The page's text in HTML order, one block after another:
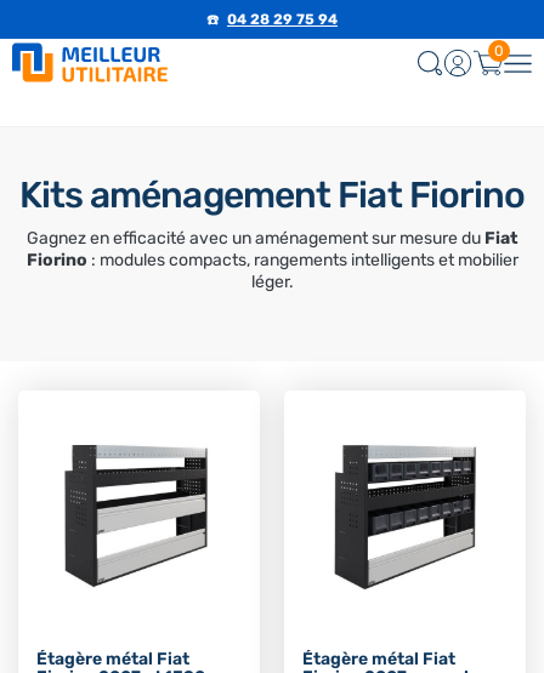
Kits aménagement Fiat Fiorino
Gagnez en efficacité avec un aménagement sur mesure du Fiat
Fiorino : modules compacts, rangements intelligents et mobilier
léger.
Étagère métal Fiat
Étagère métal Fiat
☎️ 04 28 29 75 94
0